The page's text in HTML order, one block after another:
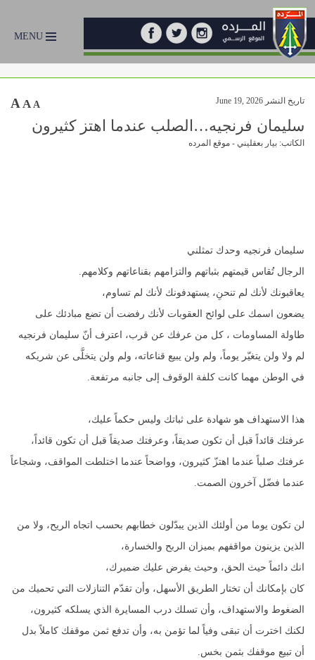
MENU
تاريخ النشر June 19, 2026 A A A
سليمان فرنجيه…الصلب عندما اهتز كثيرون
الكاتب: بيار بعقليني - موقع المرده
سليمان فرنجيه وحدك تمثلني
الرجال تُقاس قيمتهم بثباتهم والتزامهم بقناعاتهم وكلامهم.
يعاقبونك لأنك لم تنحنِ، يستهدفونك لأنك لم تساوم،
يضعون اسمك على لوائح العقوبات لأنك رفضت أن تضع مبادئك على
طاولة المساومات ، كل من عرفك عن قرب، اعترف أنّ سليمان فرنجيه
لم ولا ولن يتغيّر يوماً، ولم ولن يبيع قناعاته، ولم ولن يتخلَّى عن شريكه
في الوطن مهما كانت كلفة الوقوف إلى جانبه مرتفعة.
هذا الاستهداف هو شهادة على ثباتك وليس حكماً عليك،
عرفتك قائداً قبل أن تكون صديقاً، وعرفتك صديقاً قبل أن تكون قائداً،
عرفتك صلباً عندما اهتزّ كثيرون، وواضحاً عندما اختلطت المواقف، وشجاعاً
عندما فضّل آخرون الصمت.
لن تكون يوما من أولئك الذين يبدّلون خطابهم بحسب اتجاه الريح، ولا من
الذين يزينون مواقفهم بميزان الربح والخسارة،
انك دائماً حيث الحق، وحيث يفرض عليك ضميرك،
كان بإمكانك أن تختار الطريق الأسهل، وأن تقدّم التنازلات التي تحميك من
الضغوط والاستهداف، وأن تسلك درب المسايرة الذي يسلكه كثيرون،
لكنك اخترت أن تبقى وفياً لما تؤمن به، وأن تدفع ثمن موقفك كاملاً بدل
أن تبيع موقفك بثمن بخس.